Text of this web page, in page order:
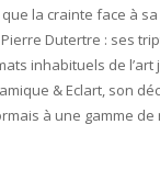
la crainte face à
Dutertre : ses
inhabituels de l’art
& Eclart, son
à une gamme de